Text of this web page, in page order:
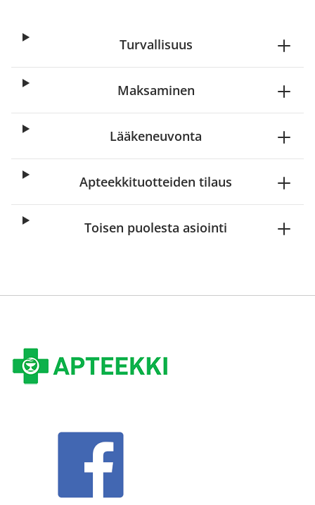
Turvallisuus
Maksaminen
Lääkeneuvonta
Apteekkituotteiden tilaus
Toisen puolesta asiointi